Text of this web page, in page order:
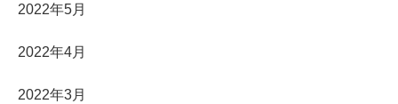
2022年5月
2022年4月
2022年3月